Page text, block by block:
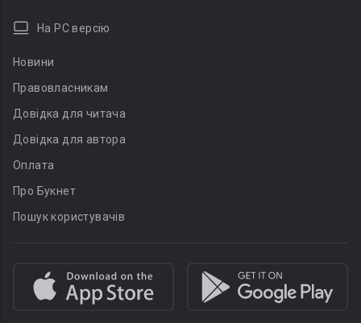
На PC версію
Новини
Правовласникам
Довідка для читача
Довідка для автора
Оплата
Про Букнет
Пошук користувачів